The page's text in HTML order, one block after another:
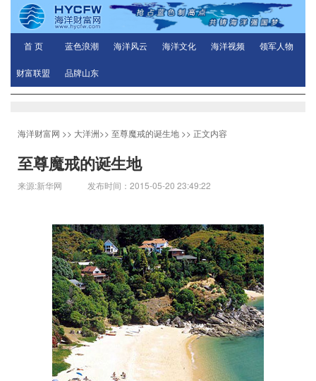
首 页 蓝色浪潮 海洋风云 海洋文化 海洋视频 领军人物
财富联盟 品牌山东
海洋财富网 >> 大洋洲>> 至尊魔戒的诞生地 >> 正文内容
至尊魔戒的诞生地
来源:新华网 发布时间：2015-05-20 23:49:22